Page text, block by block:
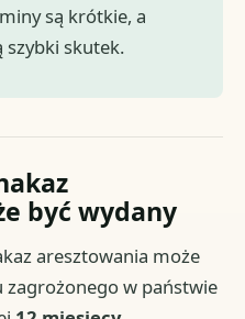
są krótkie, a
szybki skutek.
być wydany
aresztowania może
zagrożonego w państwie